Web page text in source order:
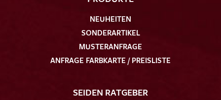
NEUHEITEN
SONDERARTIKEL
MUSTERANFRAGE
ANFRAGE FARBKARTE / PREISLISTE
SEIDEN RATGEBER